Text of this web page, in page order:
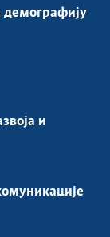
демографију
и